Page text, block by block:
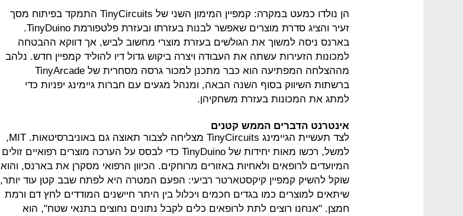
הן נולדו כמעט במקרה: קמפיין המימון השני של TinyCircuits התמקד בפיתוח מסך
זעיר והציג סדרת מוצרים שאפשר לבנות בעזרתו ובעזרת פלטפורמת TinyDuino.
בארנס ניסה למשוך את הגולשים בעזרת מוצרי מחשוב לביש, אך דווקא ההבטחה
למכונות הזעירות עשתה את העבודה ויצרה ביקוש גדול דיו להוליד קמפיין חדש. נלהב
מההצלחה המפתיעה הוא כבר מתכנן למכור גרסה מסחרית של TinyArcade
ברשתות השיווק בסוף השנה הבאה, ומנהל מגעים עם חברות גיימינג יפניות כדי
למתג את המכונות בעזרת משחקיהן.
אינטרנט הדברים הממש קטנים
לצד תעשיית הגיימינג TinyCircuits מצליחה לצבור תאוצה גם באוניברסיטאות. MIT,
למשל, רכשו מאות יחידות של TinyDuino כדי לבסס על הערכה מוצרים רפואיים זולים
המיועדים לרופאים ולאחיות באזורים מרוחקים. הכיוון הרפואי מסקרן את בארנס, והוא
שוקל להשיק קמפיין קיקסטארטר רביעי: הפעם המטרה היא לפתח שבב קטן עוד יותר,
שיתאים למוצרים כמו בגדים חכמים ויכלול בין היתר חיישנים המודדים לחץ דם ורמת
חמצן. "אנחנו רוצים לתת לרופאים כלים לקבל נתונים נחוצים בתנאי שטח", הוא